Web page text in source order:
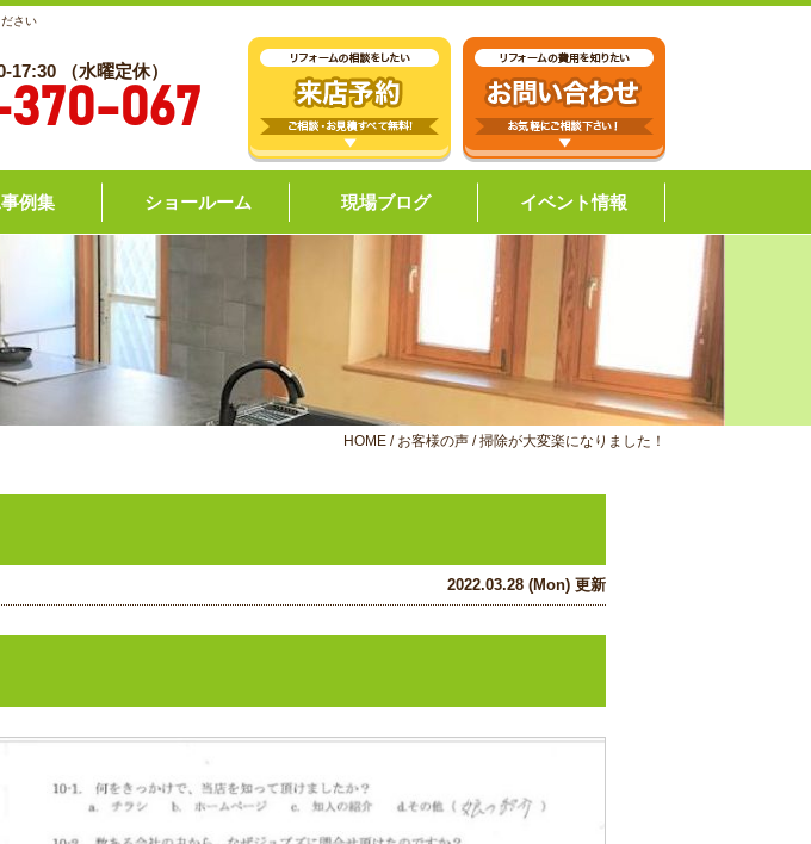
さい
17:30 （水曜定休）
370-067
例集 ショールーム 現場ブログ イベント情報
HOME / お客様の声 /掃除が大変楽になりました！
2022.03.28 (Mon) 更新